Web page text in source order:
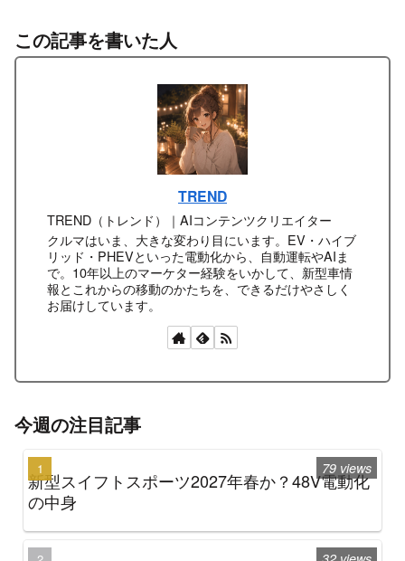
この記事を書いた人
TREND
TREND（トレンド）｜AIコンテンツクリエイター
クルマはいま、大きな変わり目にいます。EV・ハイブ
リッド・PHEVといった電動化から、自動運転やAIま
で。10年以上のマーケター経験をいかして、新型車情
報とこれからの移動のかたちを、できるだけやさしく
お届けしています。
今週の注目記事
新型スイフトスポーツ2027年春か？48V電動化
の中身
79 views